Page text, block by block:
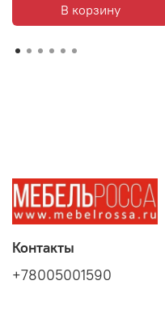
В корзину
Контакты
+78005001590